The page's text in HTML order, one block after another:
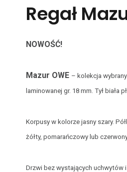
Regał
NOWOŚĆ!
Mazur OWE – kolekcja
laminowanej gr. 18 mm. Tył biała
Korpusy w kolorze jasny szary.
żółty, pomarańczowy lub
Drzwi bez wystających uchwytów